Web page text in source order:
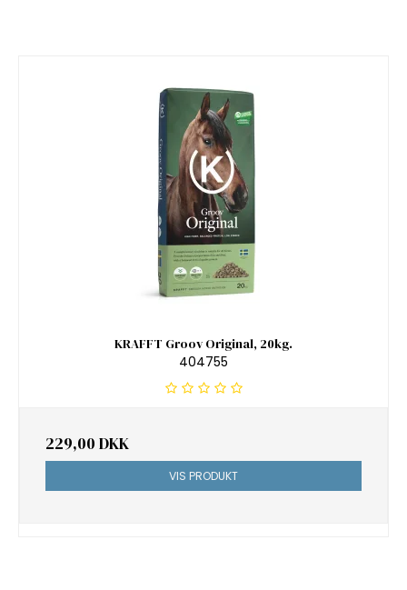
KRAFFT Groov Original, 20kg.
404755
229,00 DKK
VIS PRODUKT